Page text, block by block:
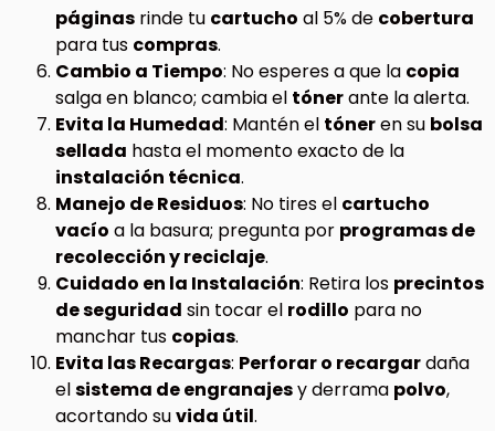
páginas rinde tu cartucho al 5% de cobertura
para tus compras.
Cambio a Tiempo: No esperes a que la copia
salga en blanco; cambia el tónerante la alerta.
Evita la Humedad: Mantén el tóneren su bolsa
sellada hasta el momento exacto de la
instalación técnica.
Manejo de Residuos: No tires el cartucho
vacío a la basura; pregunta por programas de
recolección y reciclaje.
Cuidado en la Instalación: Retira los precintos
de seguridad sin tocar el rodillo para no
manchar tus copias.
Evita las Recargas: Perforar o recargardaña
elsistema de engranajesy derrama polvo,
acortando suvida útil.